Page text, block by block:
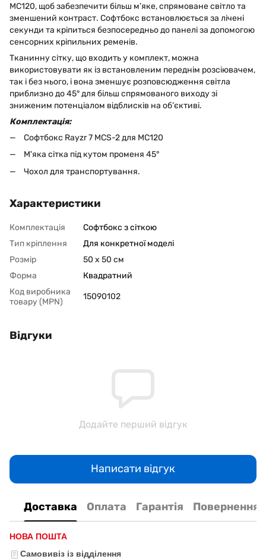
MC120, щоб забезпечити більш м’яке, спрямоване світло та
зменшений контраст. Софтбокс встановлюється за лічені
секунди та кріпиться безпосередньо до панелі за допомогою
сенсорних кріпильних ременів.
Тканинну сітку, що входить у комплект, можна
використовувати як із встановленим переднім розсіювачем,
так і без нього, і вона зменшує розповсюдження світла
приблизно до 45° для більш спрямованого виходу зі
зниженим потенціалом відблисків на об’єктиві.
Комплектація:
Софтбокс Rayzr 7 MCS-2 для MC120
М'яка сітка під кутом променя 45°
Чохол для транспортування.
Характеристики
Комплектація
Софтбокс з сіткою
Тип кріплення
Для конкретної моделі
Розмір
50 х 50 см
Форма
Квадратний
Код виробника
товару (MPN)
15090102
Відгуки
Додайте перший відгук
Написати відгук
Доставка Оплата Гарантія Повернення
НОВА ПОШТА
Самовивіз із відділення